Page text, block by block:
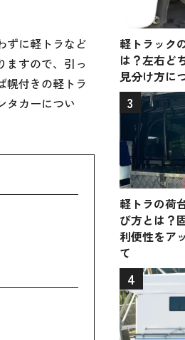
ずに軽トラなど
ますので、引っ
幌付きの軽トラ
タカーについ
軽トラック
は？左右ど
見分け方に
3
軽トラの荷
び方とは？
利便性をア
て
4